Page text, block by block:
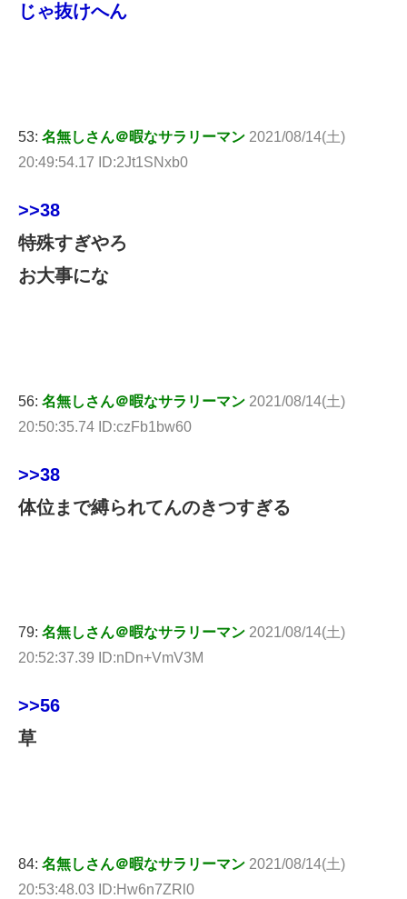
じゃ抜けへん
53: 名無しさん＠暇なサラリーマン 2021/08/14(土)
20:49:54.17 ID:2Jt1SNxb0
>>38
特殊すぎやろ
お大事にな
56: 名無しさん＠暇なサラリーマン 2021/08/14(土)
20:50:35.74 ID:czFb1bw60
>>38
体位まで縛られてんのきつすぎる
79: 名無しさん＠暇なサラリーマン 2021/08/14(土)
20:52:37.39 ID:nDn+VmV3M
>>56
草
84: 名無しさん＠暇なサラリーマン 2021/08/14(土)
20:53:48.03 ID:Hw6n7ZRl0